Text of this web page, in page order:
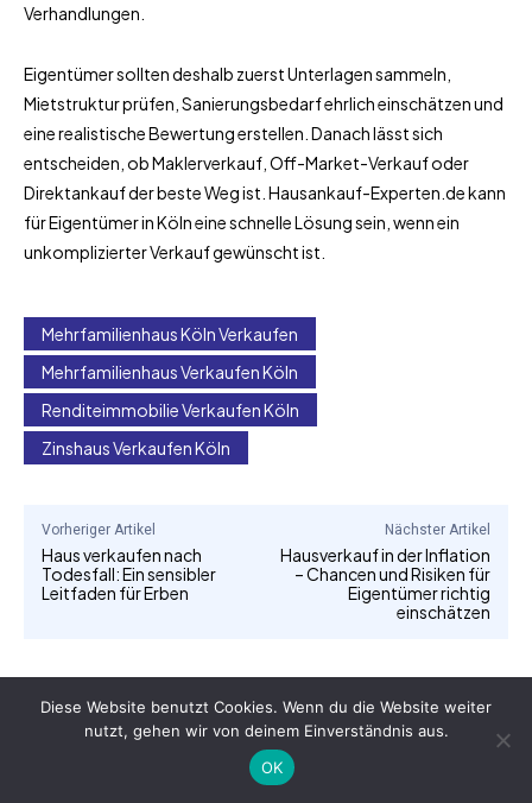
Verhandlungen.
Eigentümer sollten deshalb zuerst Unterlagen sammeln,
Mietstruktur prüfen, Sanierungsbedarf ehrlich einschätzen und
eine realistische Bewertung erstellen. Danach lässt sich
entscheiden, ob Maklerverkauf, Off-Market-Verkauf oder
Direktankauf der beste Weg ist. Hausankauf-Experten.de kann
für Eigentümer in Köln eine schnelle Lösung sein, wenn ein
unkomplizierter Verkauf gewünscht ist.
Mehrfamilienhaus Köln Verkaufen
Mehrfamilienhaus Verkaufen Köln
Renditeimmobilie Verkaufen Köln
Zinshaus Verkaufen Köln
Vorheriger Artikel
Haus verkaufen nach
Todesfall: Ein sensibler
Leitfaden für Erben
Nächster Artikel
Hausverkauf in der Inflation
– Chancen und Risiken für
Eigentümer richtig
einschätzen
Diese Website benutzt Cookies. Wenn du die Website weiter
nutzt, gehen wir von deinem Einverständnis aus.
OK